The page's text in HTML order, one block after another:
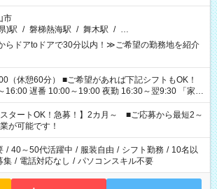
市
)駅 / 磐梯熱海駅 / 舞木駅 / …
らドアtoドアで30分以内！≫ご希望の勤務地を紹介
■ご希望があれば下記シフトもOK！
遅番 10:00～19:00 夜勤 16:30～翌9:30 「家族
わせたい」 「余裕を持って夕飯の準備がしたい」
残業はしたくない」 など、ご希望を教えてください
のお仕事の勤務時間。 合計で週40時間を超える場
きません。
スタートOK！急募！】2カ月～ ■ご応募から最短2～
が可能です！
/ 40～50代活躍中 / 服装自由 / シフト勤務 / 10名以
集 / 電話対応なし / パソコンスキル不要